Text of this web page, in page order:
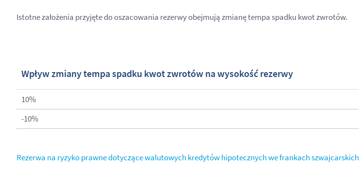
Istotne założenia przyjęte do oszacowania rezerwy obejmują zmianę tempa spadku kwot zwrotów.
Wpływ zmiany tempa spadku kwot zwrotów na wysokość rezerwy
10%
-10%
Rezerwa na ryzyko prawne dotyczące walutowych kredytów hipotecznych we frankach szwajcarskich